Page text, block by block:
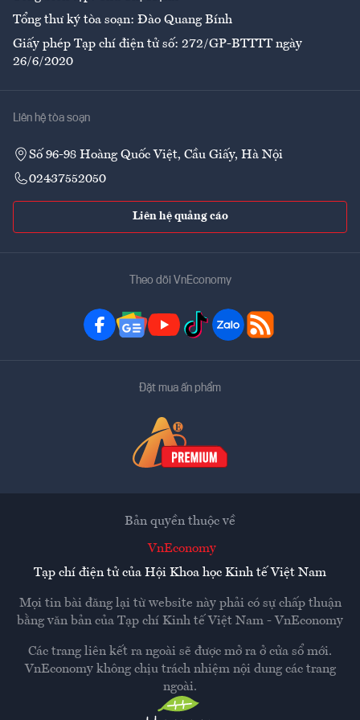
Tổng thư ký tòa soạn: Đào Quang Bính
Giấy phép Tạp chí điện tử số: 272/GP-BTTTT ngày
26/6/2020
Liên hệ tòa soạn
Số 96-98 Hoàng Quốc Việt, Cầu Giấy, Hà Nội
02437552050
Liên hệ quảng cáo
Theo dõi VnEconomy
Đặt mua ấn phẩm
Bản quyền thuộc về
VnEconomy
Tạp chí điện tử của Hội Khoa học Kinh tế Việt Nam
Mọi tin bài đăng lại từ website này phải có sự chấp thuận
bằng văn bản của Tạp chí Kinh tế Việt Nam - VnEconomy
Các trang liên kết ra ngoài sẽ được mở ra ở cửa sổ mới.
VnEconomy không chịu trách nhiệm nội dung các trang
ngoài.